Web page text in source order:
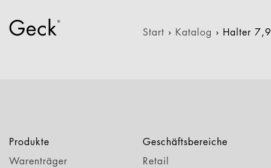
Start › Katalog › Halter
Produkte
Warenträger
Geschäftsbereiche
Retail